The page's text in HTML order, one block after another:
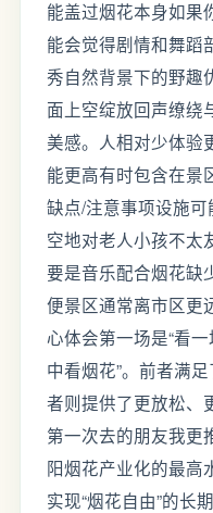
能盖过烟花本身如果
能会觉得剧情和舞蹈
秀自然背景下的野趣
面上空绽放回声缭绕
美感。人相对少体验
能更高有时包含在景
缺点/注意事项设施
空地对老人小孩不太
要是音乐配合烟花缺
便景区通常离市区更
心体会第一场是“看
中看烟花”。前者满
者则提供了更放松、
第一次去的朋友我更
阳烟花产业化的最高
实现“烟花自由”的长